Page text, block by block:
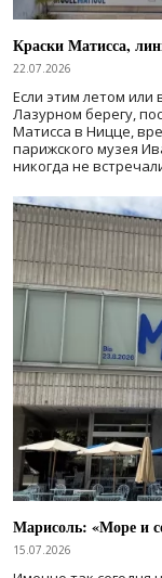
Краски Матисса,
22.07.2026
Если этим летом
Лазурном берегу,
Матисса в Ницце,
парижского музея
никогда не
Марисоль: «Море и
15.07.2026